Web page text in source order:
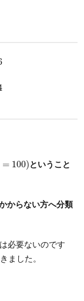
= 100)ということ
からない方へ分類
必要ないのです
ました。